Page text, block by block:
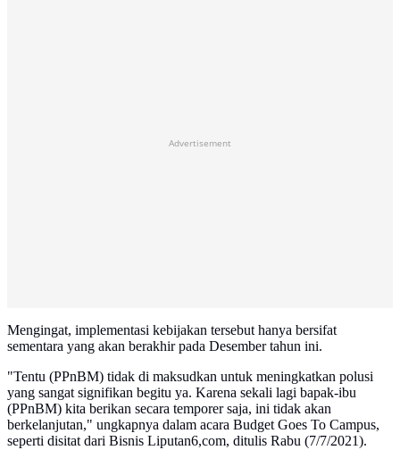
Advertisement
Mengingat, implementasi kebijakan tersebut hanya bersifat
sementara yang akan berakhir pada Desember tahun ini.
"Tentu (PPnBM) tidak di maksudkan untuk meningkatkan polusi
yang sangat signifikan begitu ya. Karena sekali lagi bapak-ibu
(PPnBM) kita berikan secara temporer saja, ini tidak akan
berkelanjutan," ungkapnya dalam acara Budget Goes To Campus,
seperti disitat dari Bisnis Liputan6,com, ditulis Rabu (7/7/2021).